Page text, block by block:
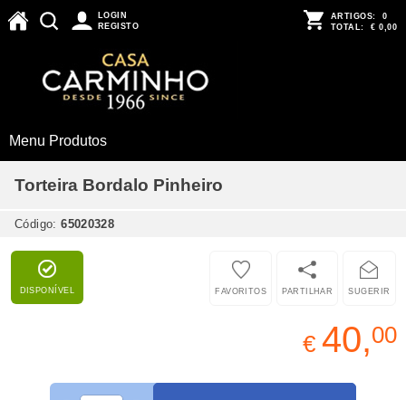
LOGIN
REGISTO
ARTIGOS: 0
TOTAL: € 0,00
Menu Produtos
Torteira Bordalo Pinheiro
Código:65020328
DISPONÍVEL SUGERIR
PARTILHAR
FAVORITOS
€ 40,00